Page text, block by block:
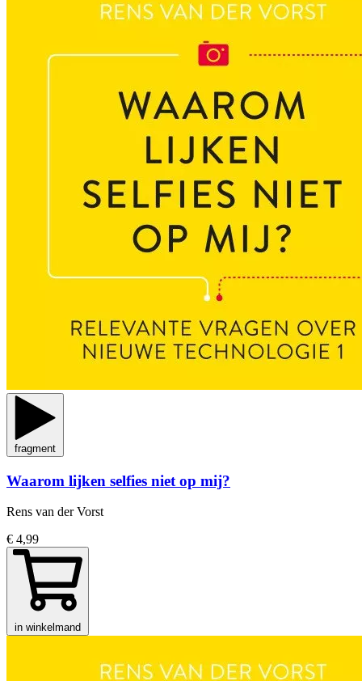
fragment
Waarom lijken selfies niet op mij?
Rens van der Vorst
€ 4,99
in winkelmand